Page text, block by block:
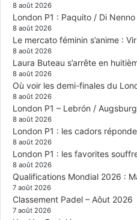
8 août 2026
London P1 : Paquito / Di
8 août 2026
Le mercato féminin s’anime :
8 août 2026
Laura Buteau s’arrête en
8 août 2026
Où voir les demi-finales du
8 août 2026
London P1 – Lebrón /
8 août 2026
London P1 : les cadors
8 août 2026
London P1 : les favorites
8 août 2026
Qualifications Mondial 2026 :
7 août 2026
Classement Padel – Aôut 2026
7 août 2026